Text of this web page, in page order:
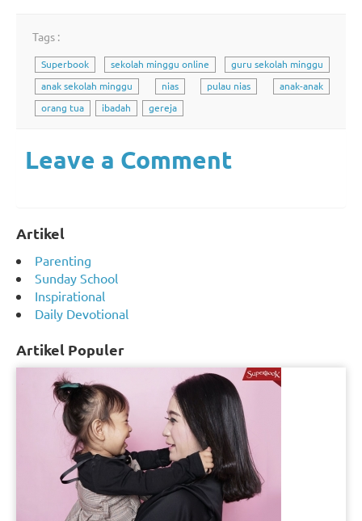
Tags :
Superbook sekolah minggu online
guru sekolah minggu
anak sekolah minggu
nias pulau nias
anak-anak
orang tua
ibadah gereja
Leave a Comment
Artikel
Parenting
Sunday School
Inspirational
Daily Devotional
Artikel Populer